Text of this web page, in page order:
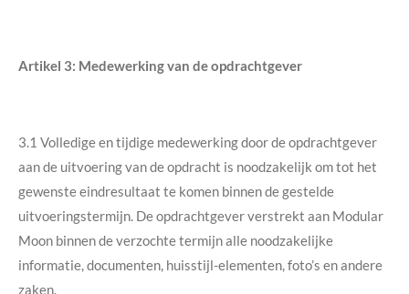
Artikel 3: Medewerking van de opdrachtgever
3.1 Volledige en tijdige medewerking door de opdrachtgever
aan de uitvoering van de opdracht is noodzakelijk om tot het
gewenste eindresultaat te komen binnen de gestelde
uitvoeringstermijn. De opdrachtgever verstrekt aan Modular
Moon binnen de verzochte termijn alle noodzakelijke
informatie, documenten, huisstijl-elementen, foto’s en andere
zaken.